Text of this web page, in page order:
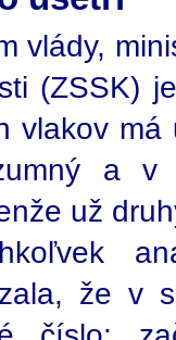
vlády,
(ZSSK)
vlakov
a v
už
že v